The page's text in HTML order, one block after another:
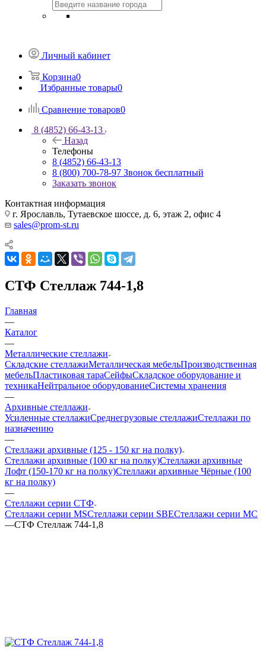
Личный кабинет
Корзина0
Избранные товары0
Сравнение товаров0
8 (4852) 66-43-13
Назад
Телефоны
8 (4852) 66-43-13
8 (800) 700-78-97 Звонок бесплатный
Заказать звонок
Контактная информация
г. Ярославль, Тутаевское шоссе, д. 6, этаж 2, офис 4
sales@prom-st.ru
СТФ Стеллаж 744-1,8
Главная
—
Каталог
—
Металлические стеллажи
Складские стеллажиМеталлическая мебельПроизводственная
мебельПластиковая тараСейфыСкладское оборудование и
техникаНейтральное оборудованиеСистемы хранения
—
Архивные стеллажи
Усиленные стеллажиСреднегрузовые стеллажиСтеллажи по
назначению
—
Стеллажи архивные (125 - 150 кг на полку)
Стеллажи архивные (100 кг на полку)Стеллажи архивные
Лофт (150-170 кг на полку)Стеллажи архивные Чёрные (100
кг на полку)
—
Стеллажи серии СТФ
Стеллажи серии MSСтеллажи серии SBEСтеллажи серии МС
—СТФ Стеллаж 744-1,8